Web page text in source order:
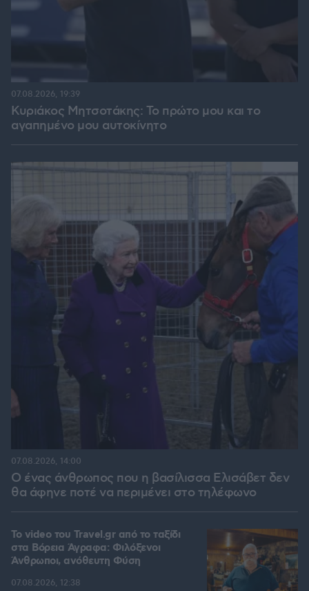
Κυριάκος Μητσοτάκης: Το πρώτο μου και το
αγαπημένο μου αυτοκίνητο
07.08.2026, 19:39
Ο ένας άνθρωπος που η βασίλισσα Ελισάβετ δεν
θα άφηνε ποτέ να περιμένει στο τηλέφωνο
07.08.2026, 14:00
To video του Travel.gr από το ταξίδι
στα Βόρεια Άγραφα: Φιλόξενοι
Άνθρωποι, ανόθευτη Φύση
07.08.2026, 12:38